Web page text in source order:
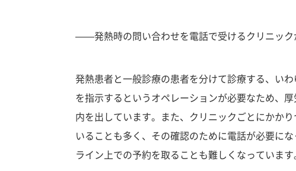
——発熱時の問い合わせを電話で受けるクリニック
発熱患者と一般診療の患者を分けて診療する、い
を指示するというオペレーションが必要なため、
内を出しています。また、クリニックごとにかか
いることも多く、その確認のために電話が必要に
ライン上での予約を取ることも難しくなっています